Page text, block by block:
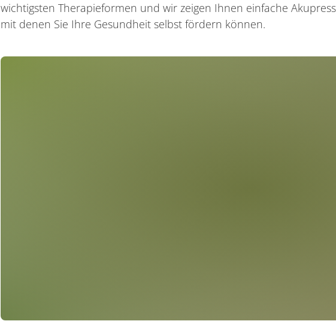
wichtigsten Therapieformen und wir zeigen Ihnen einfache
mit denen Sie Ihre Gesundheit selbst fördern können.